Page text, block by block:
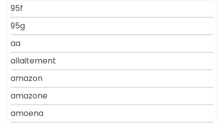
95f
95g
aa
allaitement
amazon
amazone
amoena